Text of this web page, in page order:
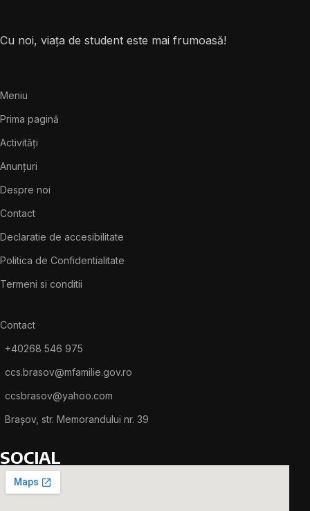
Cu noi, viața de student este mai frumoasă!
Meniu
Prima pagină
Activități
Anunțuri
Despre noi
Contact
Declaratie de accesibilitate
Politica de Confidentialitate
Termeni si conditii
Contact
+40268 546 975
ccs.brasov@mfamilie.gov.ro
ccsbrasov@yahoo.com
Brașov, str. Memorandului nr. 39
SOCIAL